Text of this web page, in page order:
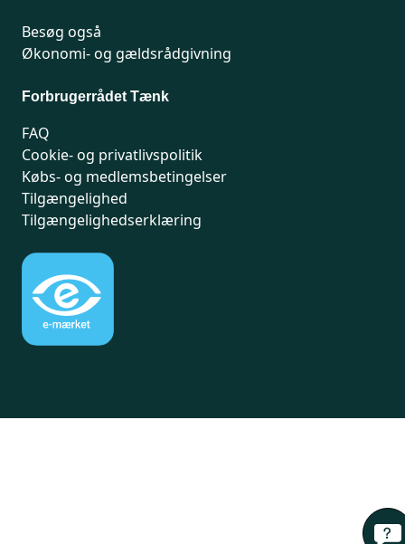
Besøg også
Økonomi- og gældsrådgivning
Forbrugerrådet Tænk
FAQ
Cookie- og privatlivspolitik
Købs- og medlemsbetingelser
Tilgængelighed
Tilgængelighedserklæring